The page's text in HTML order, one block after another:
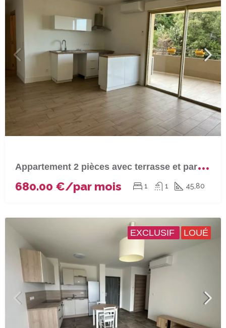
A
ppartement 2 pièces avec terrasse et parking à BASTIA (Macchione)
680.00 €/par mois 1 1 45,80
EXCLUSIF LOUÉ